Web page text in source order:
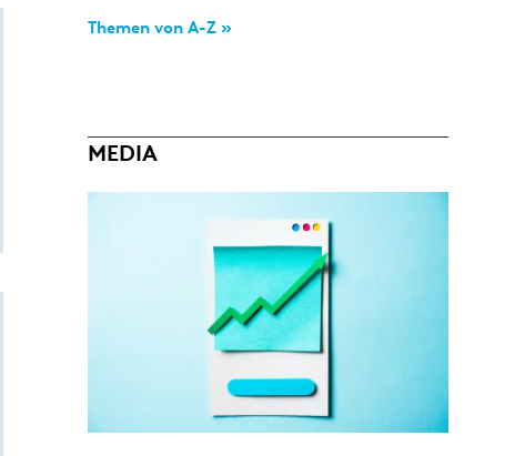
Themen von A-Z »
MEDIA